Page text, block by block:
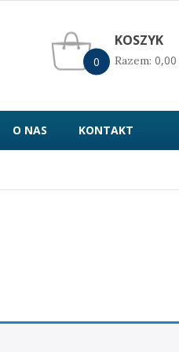
KOSZYK
0 Razem: 0,00
O NAS KONTAKT